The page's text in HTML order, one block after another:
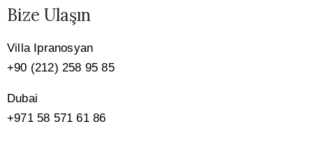
Bize Ulaşın
Villa Ipranosyan
+90 (212) 258 95 85
Dubai
+971 58 571 61 86